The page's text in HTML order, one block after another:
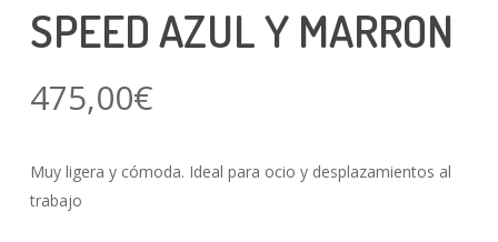
SPEED AZUL Y MARRON
475,00€
Muy ligera y cómoda. Ideal para ocio y desplazamientos al
trabajo